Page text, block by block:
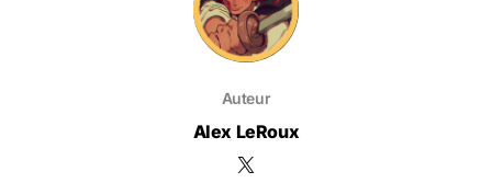
Auteur
Alex LeRoux